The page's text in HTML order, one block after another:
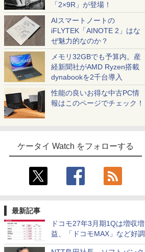
「2×9R」が登場！
AIスマートノートの
iFLYTEK「AINOTE 2」はな
ぜ魅力的なのか？
メモリ32GBでも予算内。産
経新聞社がAMD Ryzen搭載
dynabookを2千台導入
性能の良いお得な中古PC情
報はこのページでチェック！
ケータイ Watch をフォローする
最新記事
ドコモ27年3月期1Qは増収増
益、「ドコモMAX」など好調